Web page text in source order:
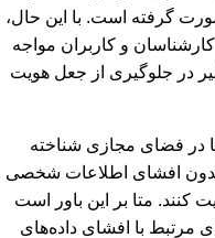
گرفته است. با این حال،
کارشناسان و کاربران مواجه
در جلوگیری از جعل هویت
در فضای مجازی شناخته
بدون افشای اطلاعات شخصی
کنند. متا بر این باور است
مرتبط با افشای داده‌های